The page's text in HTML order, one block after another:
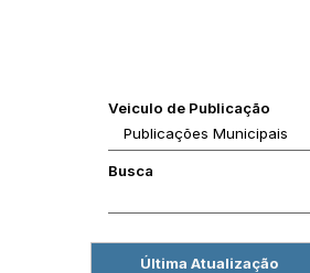
Veiculo de Publicação
Busca
Última Atualização